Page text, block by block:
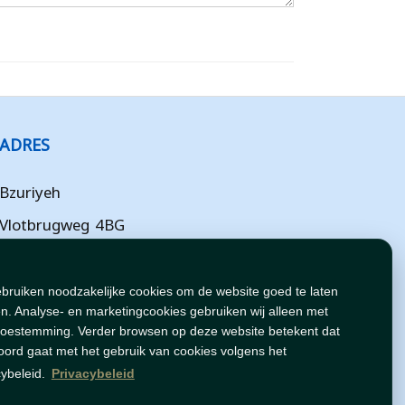
noodzakelijke cookies om de website goed te laten
Analyse- en marketingcookies gebruiken wij alleen met
Verder browsen op deze website betekent dat
gaat met het gebruik van cookies volgens het
Privacybeleid
ADRES
Bzuriyeh
Vlotbrugweg 4BG
Flevoland
NL